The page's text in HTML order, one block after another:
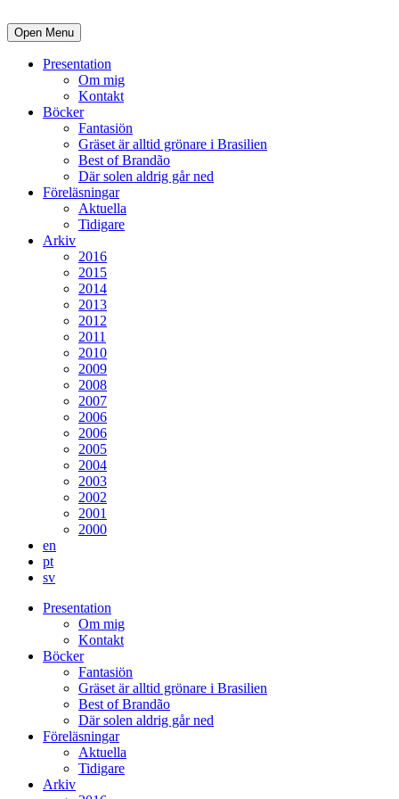
Open Menu
Presentation
Om mig
Kontakt
Böcker
Fantasiön
Gräset är alltid grönare i Brasilien
Best of Brandão
Där solen aldrig går ned
Föreläsningar
Aktuella
Tidigare
Arkiv
2016
2015
2014
2013
2012
2011
2010
2009
2008
2007
2006
2006
2005
2004
2003
2002
2001
2000
en
pt
sv
Presentation
Om mig
Kontakt
Böcker
Fantasiön
Gräset är alltid grönare i Brasilien
Best of Brandão
Där solen aldrig går ned
Föreläsningar
Aktuella
Tidigare
Arkiv